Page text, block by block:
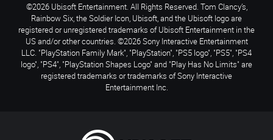
©2026 Ubisoft Entertainment. All Rights Reserved. Tom Clancy’s,
Rainbow Six, the Soldier Icon, Ubisoft, and the Ubisoft logo are
registered or unregistered trademarks of Ubisoft Entertainment in the
US and/or other countries. ©2026 Sony Interactive Entertainment
LLC. "PlayStation Family Mark", "PlayStation", "PS5 logo", "PS5", "PS4
logo", "PS4", "PlayStation Shapes Logo" and "Play Has No Limits" are
registered trademarks or trademarks of Sony Interactive
Entertainment Inc.